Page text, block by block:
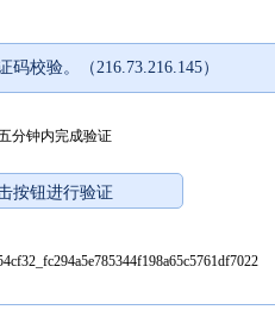
校验。（216.73.216.145）
分钟内完成验证